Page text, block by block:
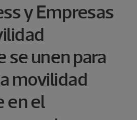
y Empresas
se unen para
movilidad
en el